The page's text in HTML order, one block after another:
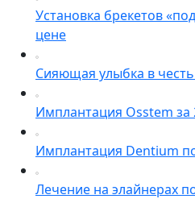
Установка брекетов
цене
Сияющая улыбка в
Имплантация Osstem за
Имплантация Dentium
Лечение на элайнерах